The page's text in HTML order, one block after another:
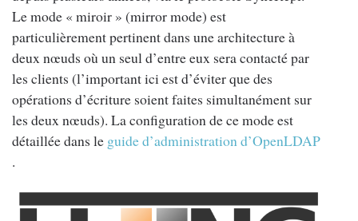
Le mode « miroir » (mirror mode) est
particulièrement pertinent dans une architecture à
deux nœuds où un seul d’entre eux sera contacté par
les clients (l’important ici est d’éviter que des
opérations d’écriture soient faites simultanément sur
les deux nœuds). La configuration de ce mode est
détaillée dans le guide d’administration d’OpenLDAP
.